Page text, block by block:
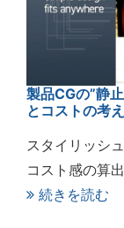
製品CGの”静
とコストの考
スタイリッシ
コスト感の算
続きを読む